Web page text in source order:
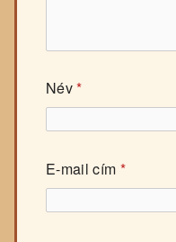
Név*
E-mail cím *